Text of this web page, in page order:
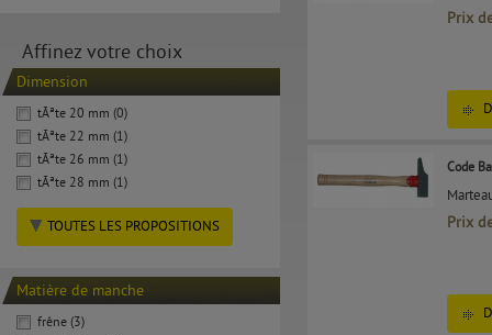
Affinez votre choix
Dimension
tÃªte 20 mm (0)
tÃªte 22 mm (1)
tÃªte 26 mm (1)
tÃªte 28 mm (1)
TOUTES LES PROPOSITIONS
Matière de manche
frêne (3)
Prix
Code
Prix